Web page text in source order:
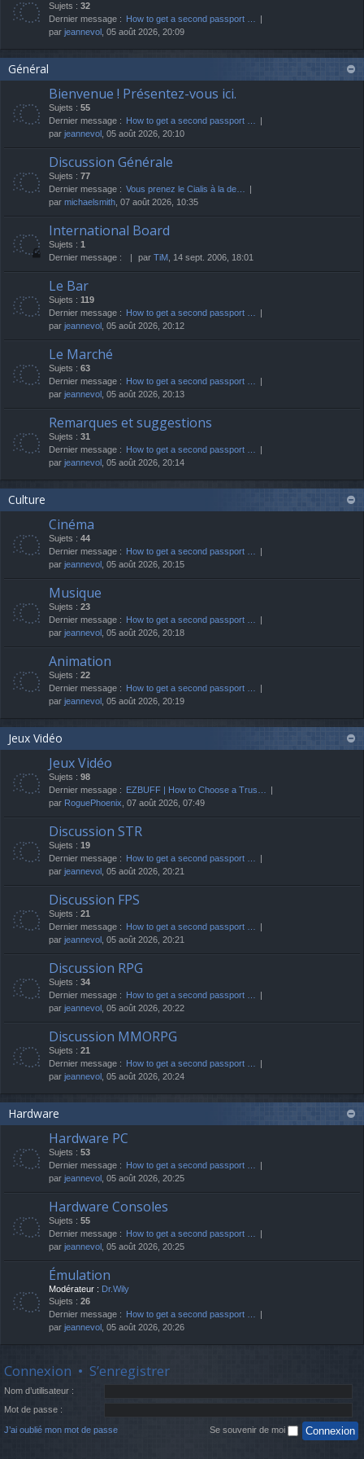
Sujets : 32
Dernier message : How to get a second passport …
par jeannevol , 05 août 2026, 20:09
Général
Bienvenue ! Présentez-vous ici.
Sujets : 55
Dernier message : How to get a second passport …
par jeannevol , 05 août 2026, 20:10
Discussion Générale
Sujets : 77
Dernier message : Vous prenez le Cialis à la de…
par michaelsmith , 07 août 2026, 10:35
International Board
Sujets : 1
Dernier message :
par TiM , 14 sept. 2006, 18:01
Le Bar
Sujets : 119
Dernier message : How to get a second passport …
par jeannevol , 05 août 2026, 20:12
Le Marché
Sujets : 63
Dernier message : How to get a second passport …
par jeannevol , 05 août 2026, 20:13
Remarques et suggestions
Sujets : 31
Dernier message : How to get a second passport …
par jeannevol , 05 août 2026, 20:14
Culture
Cinéma
Sujets : 44
Dernier message : How to get a second passport …
par jeannevol , 05 août 2026, 20:15
Musique
Sujets : 23
Dernier message : How to get a second passport …
par jeannevol , 05 août 2026, 20:18
Animation
Sujets : 22
Dernier message : How to get a second passport …
par jeannevol , 05 août 2026, 20:19
Jeux Vidéo
Jeux Vidéo
Sujets : 98
Dernier message : EZBUFF | How to Choose a Trus…
par RoguePhoenix , 07 août 2026, 07:49
Discussion STR
Sujets : 19
Dernier message : How to get a second passport …
par jeannevol , 05 août 2026, 20:21
Discussion FPS
Sujets : 21
Dernier message : How to get a second passport …
par jeannevol , 05 août 2026, 20:21
Discussion RPG
Sujets : 34
Dernier message : How to get a second passport …
par jeannevol , 05 août 2026, 20:22
Discussion MMORPG
Sujets : 21
Dernier message : How to get a second passport …
par jeannevol , 05 août 2026, 20:24
Hardware
Hardware PC
Sujets : 53
Dernier message : How to get a second passport …
par jeannevol , 05 août 2026, 20:25
Hardware Consoles
Sujets : 55
Dernier message : How to get a second passport …
par jeannevol , 05 août 2026, 20:25
Émulation
Modérateur : Dr.Wily
Sujets : 26
Dernier message : How to get a second passport …
par jeannevol , 05 août 2026, 20:26
Connexion • S’enregistrer
Nom d’utilisateur :
Mot de passe :
J’ai oublié mon mot de passe Se souvenir de moi